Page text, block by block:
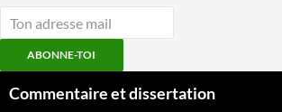
ABONNE-TOI
auCommentaire et dissertation